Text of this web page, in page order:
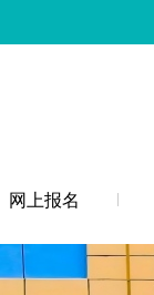
网上报名